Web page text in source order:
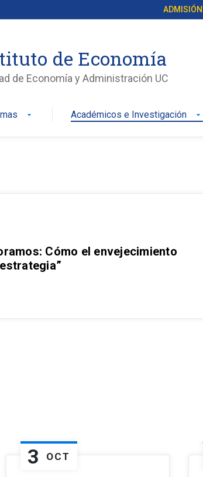
ADMISIÓN
de Economía
de Economía y Administración UC
arrow_drop_down Académicos e Investigación arrow_drop_down
Cómo el envejecimiento
3 OCT